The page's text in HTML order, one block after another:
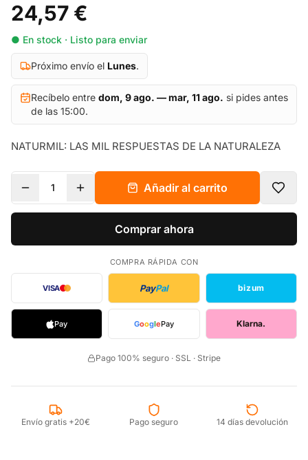
24,57 €
● En stock · Listo para enviar
Próximo envío el Lunes.
Recíbelo entre dom, 9 ago. — mar, 11 ago. si pides antes
de las 15:00.
NATURMIL: LAS MIL RESPUESTAS DE LA NATURALEZA
1 Añadir al carrito
Comprar ahora
COMPRA RÁPIDA CON
VISA PayPal bizum
Pay GooglePay Klarna.
Pago 100% seguro · SSL · Stripe
Envío gratis +20€ Pago seguro 14 días devolución